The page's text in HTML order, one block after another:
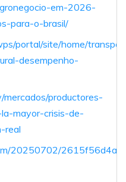
em-2026-
para-o-brasil/
portal/site/home/
desempenho-
mercados/productores-
mayor-crisis-de-
real
20250702/